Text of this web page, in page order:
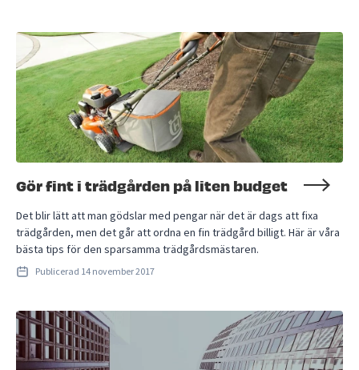
Gör fint i trädgården på liten budget
Det blir lätt att man gödslar med pengar när det är dags att fixa
trädgården, men det går att ordna en fin trädgård billigt. Här är våra
bästa tips för den sparsamma trädgårdsmästaren.
Publicerad 14 november 2017